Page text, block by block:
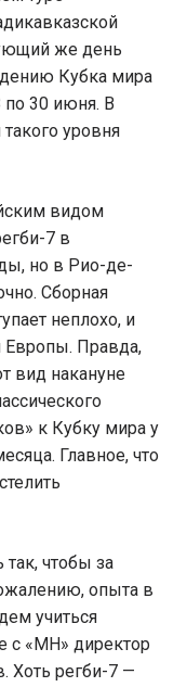
же день
Кубка мира
по 30 июня. В
уровня
видом
7 в
но в Рио-де-
Сборная
неплохо, и
Правда,
вид накануне
к Кубку мира у
Главное, что
так, чтобы за
опыта в
учиться
с «МН» директор
Хоть регби-7 —